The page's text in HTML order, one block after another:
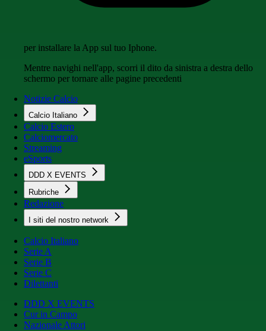
per installare la App sul tuo Iphone.
Mentre navighi nell'app, scorri il dito da sinistra a destra dello
schermo per tornare alle pagine precedenti
Notizie Calcio
Calcio Italiano
Calcio Estero
Calciomercato
Streaming
eSports
DDD X EVENTS
Rubriche
Redazione
I siti del nostro network
Calcio Italiano
Serie A
Serie B
Serie C
Dilettanti
DDD X EVENTS
Cur in Campo
Nazionale Attori